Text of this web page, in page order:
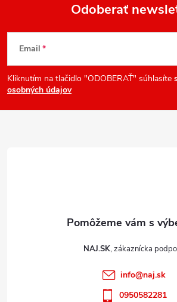
i
Odoberať
Email
Kliknutím na tlačidlo "ODOBERAŤ" súhlasíte
osobných údajov
NAJ.SK
info@naj.sk
0950582281